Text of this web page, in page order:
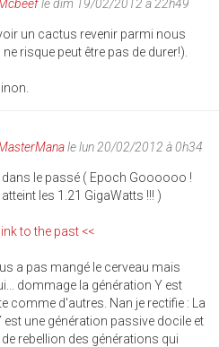
le dim 19/02/2012 à 22h49
un cactus revenir parmi nous
risque peut être pas de durer!).
le lun 20/02/2012 à 0h34
dans le passé ( Epoch Goooooo !
les 1.21 GigaWatts !!! )
to the past <<
a pas mangé le cerveau mais
dommage la génération Y est
comme d'autres. Nan je rectifie : La
est une génération passive docile et
rebellion des générations qui